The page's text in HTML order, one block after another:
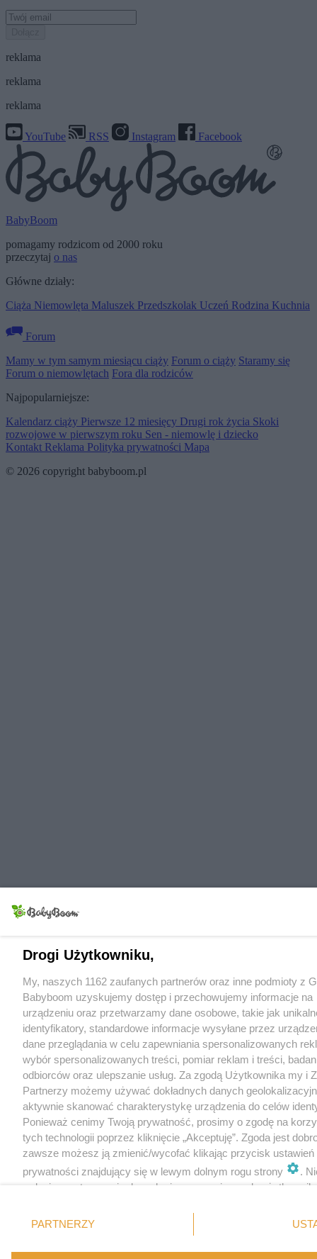
reklama
reklama
reklama
YouTube RSS Instagram Facebook
BabyBoom
pomagamy rodzicom od 2000 roku
przeczytaj o nas
Główne działy:
Ciąża Niemowlęta Maluszek Przedszkolak Uczeń Rodzina Kuchnia
Forum
Mamy w tym samym miesiącu ciąży Forum o ciąży Staramy się
Forum o niemowlętach Fora dla rodziców
Najpopularniejsze:
Kalendarz ciąży Pierwsze 12 miesięcy Drugi rok życia Skoki
rozwojowe w pierwszym roku Sen - niemowlę i dziecko
Kontakt Reklama Polityka prywatności Mapa
© 2026 copyright babyboom.pl
Drogi Użytkowniku,
My, naszych 1162 zaufanych partnerów oraz inne podmioty z
Babyboom uzyskujemy dostęp i przechowujemy informacje na
urządzeniu oraz przetwarzamy dane osobowe, takie jak
identyfikatory, standardowe informacje wysyłane przez
dane przeglądania w celu zapewniania spersonalizowanych
wybór spersonalizowanych treści, pomiar reklam i treści,
odbiorców oraz ulepszanie usług. Za zgodą Użytkownika my i
Partnerzy możemy używać dokładnych danych
aktywnie skanować charakterystykę urządzenia do celów
Ponieważ cenimy Twoją prywatność, prosimy o zgodę na
tych technologii poprzez kliknięcie „Akceptuję”. Zgoda jest
zawsze możesz ją zmienić/wycofać klikając przycisk ustawień
prywatności znajdujący się w lewym dolnym rogu strony
.
rodzaje przetwarzania danych nie wymagają zgody
miały zastosowania tylko na tej witrynie.
PARTNERZY